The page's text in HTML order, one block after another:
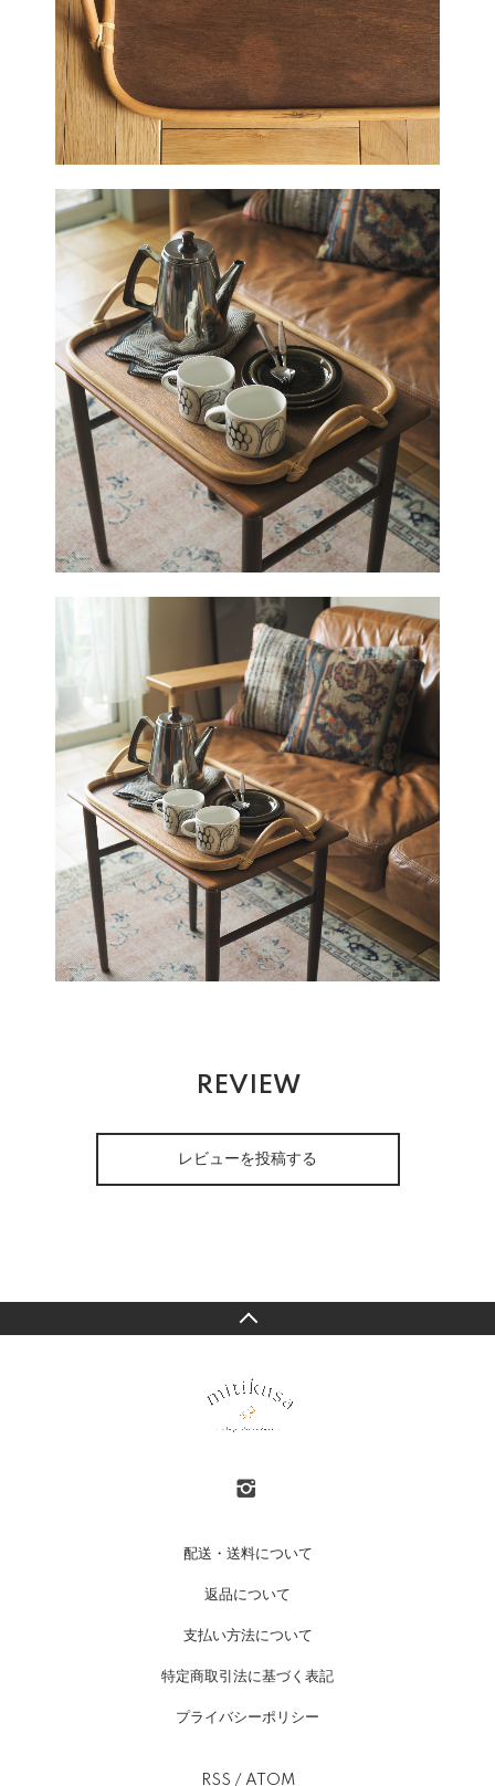
REVIEW
レビューを投稿する
配送・送料について
返品について
支払い方法について
特定商取引法に基づく表記
プライバシーポリシー
RSS / ATOM